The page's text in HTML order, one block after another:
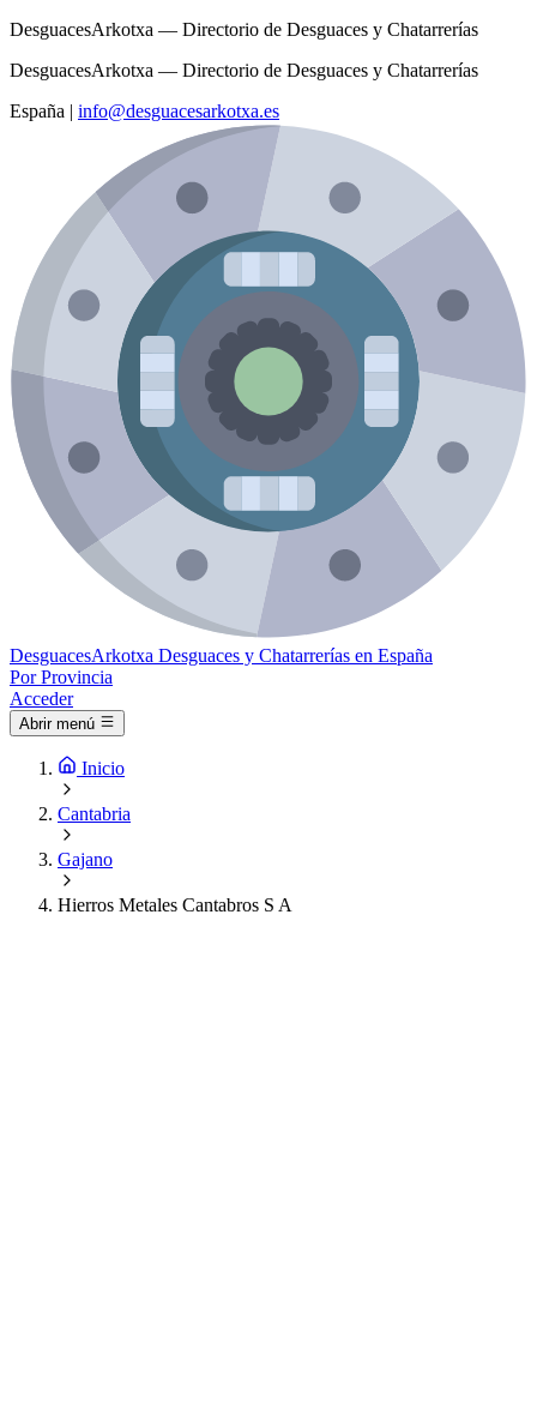
DesguacesArkotxa — Directorio de Desguaces y Chatarrerías
DesguacesArkotxa — Directorio de Desguaces y Chatarrerías
España | info@desguacesarkotxa.es
DesguacesArkotxa Desguaces y Chatarrerías en España
Por Provincia
Acceder
Abrir menú
Inicio
Cantabria
Gajano
Hierros Metales Cantabros S A